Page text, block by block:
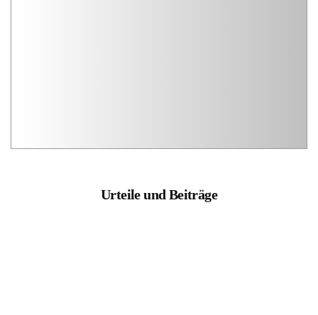
Urteile und Beiträge